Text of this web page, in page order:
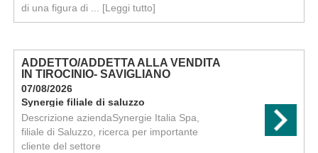
di una figura di ... [Leggi tutto]
ADDETTO/ADDETTA ALLA VENDITA
IN TIROCINIO- SAVIGLIANO
07/08/2026
Synergie filiale di saluzzo
Descrizione aziendaSynergie Italia Spa,
filiale di Saluzzo, ricerca per importante
cliente del settore